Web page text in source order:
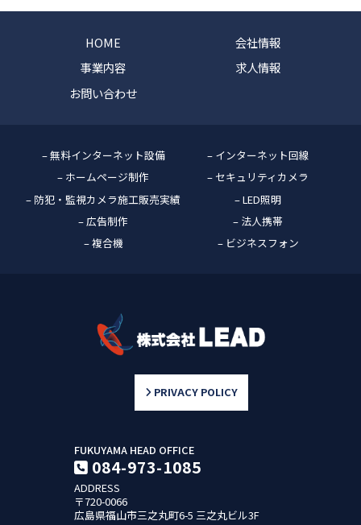
HOME
会社情報
事業内容
求人情報
お問い合わせ
– 無料インターネット設備
– インターネット回線
– ホームページ制作
– セキュリティカメラ
– 防犯・監視カメラ施工販売実績
– LED照明
– 広告制作
– 法人携帯
– 複合機
– ビジネスフォン
PRIVACY POLICY
FUKUYAMA HEAD OFFICE
084-973-1085
ADDRESS
〒720-0066
広島県福山市三之丸町6-5 三之丸ビル3F